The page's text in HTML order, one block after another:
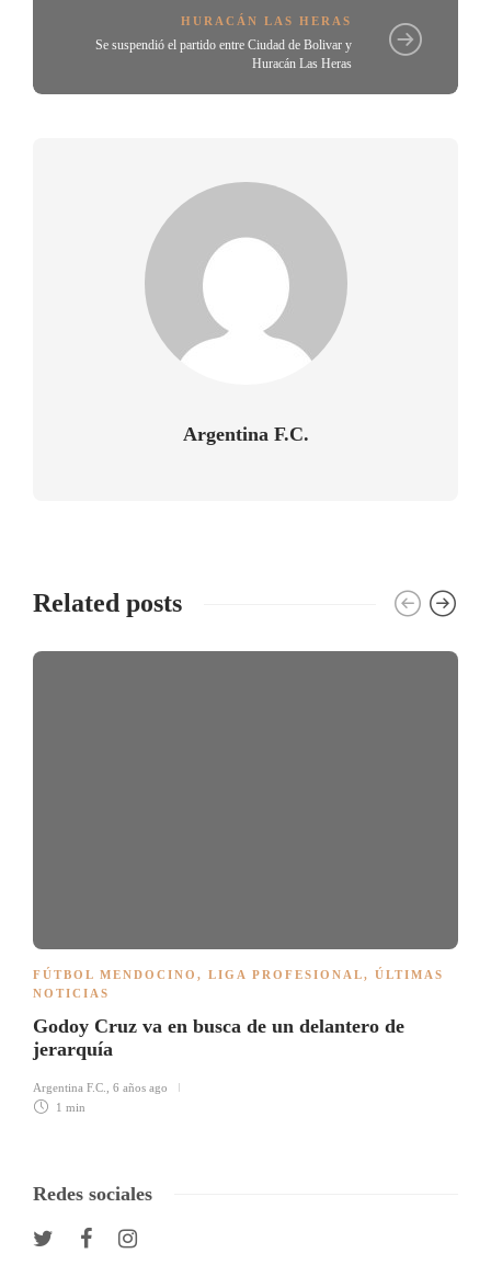
HURACÁN LAS HERAS
Se suspendió el partido entre Ciudad de Bolivar y
Huracán Las Heras
Argentina F.C.
Related posts
FÚTBOL MENDOCINO , LIGA PROFESIONAL, ÚLTIMAS
NOTICIAS
Godoy Cruz va en busca de un delantero de
jerarquía
Argentina F.C.
6 años ago
1 min
Redes sociales